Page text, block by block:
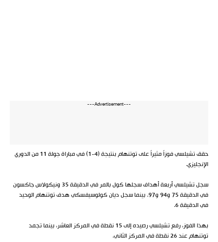
---Advertisement---
حقق تشيلسي فوزاً مثيراً على توتنهام بنتيجة (4-1) في مباراة جولة 11 من الدوري
الإنجليزي.
سجل تشيلسي أربعة أهداف سجلها كول بالمر في الدقيقة 35 ونيكولاس جاكسون
في الدقيقة 75 و94 و97. بينما سجل ديان كولوسيفسكي هدف توتنهام الوحيد
في الدقيقة 6.
بهذا الفوز، رفع تشيلسي رصيده إلى 15 نقطة في المركز العاشر، بينما تجمد
توتنهام عند 26 نقطة في المركز الثاني.